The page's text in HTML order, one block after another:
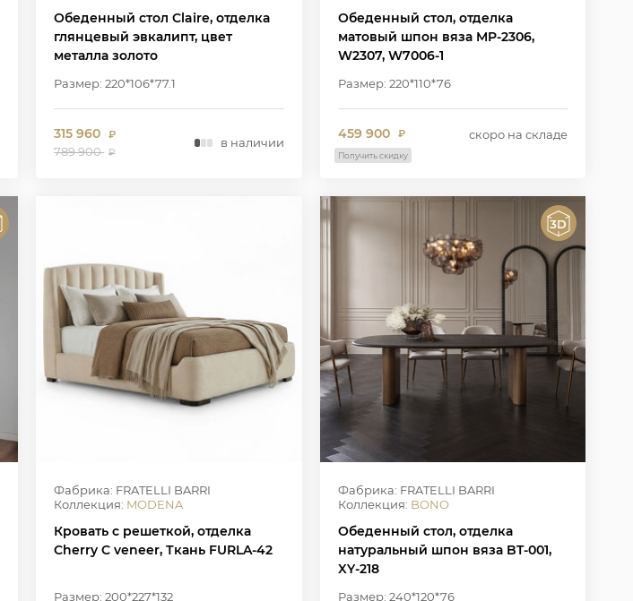
Обеденный стол Claire, отделка
глянцевый эвкалипт, цвет
металла золото
Размер: 220*106*77.1
315 960 ₽
789 900 ₽
в наличии
Обеденный стол, отделка
матовый шпон вяза MP-2306,
W2307, W7006-1
Размер: 220*110*76
459 900 ₽ скоро на складе
Получить скидку
Фабрика: FRATELLI BARRI
Коллекция: MODENA
Кровать с решеткой, отделка
Cherry C veneer, Ткань FURLA-42
Размер: 200*227*132
Фабрика: FRATELLI BARRI
Коллекция: BONO
Обеденный стол, отделка
натуральный шпон вяза BT-001,
XY-218
Размер: 240*120*76